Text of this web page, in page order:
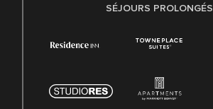
SÉJOURS PROLONGÉS